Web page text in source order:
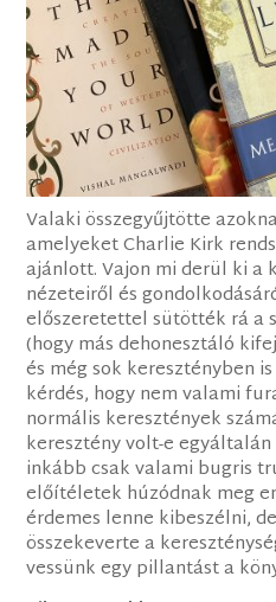
Valaki összegyűjtötte
amelyeket Charlie Kirk
ajánlott. Vajon mi derül ki a
nézeteiről és
előszeretettel sütötték rá a
(hogy más dehonesztáló
és még sok keresztényben
kérdés, hogy nem valami
normális keresztények
keresztény volt-e
inkább csak valami bugris
előítéletek húzódnak meg
érdemes lenne kibeszélni,
összekeverte a
vessünk egy pillantást a